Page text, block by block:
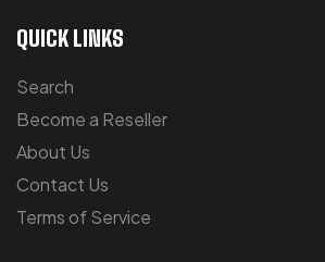
QUICK LINKS
Search
Become a Reseller
About Us
Contact Us
Terms of Service